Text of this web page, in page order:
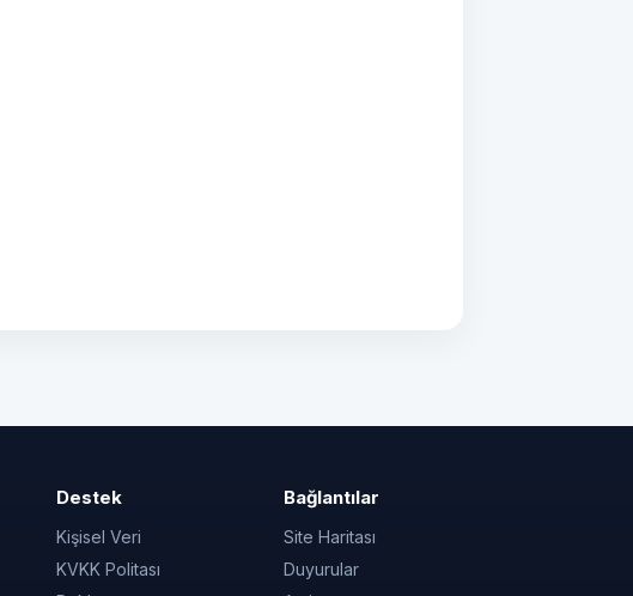
Destek
Kişisel Veri
KVKK Politası
Bağlantılar
Site Haritası
Duyurular